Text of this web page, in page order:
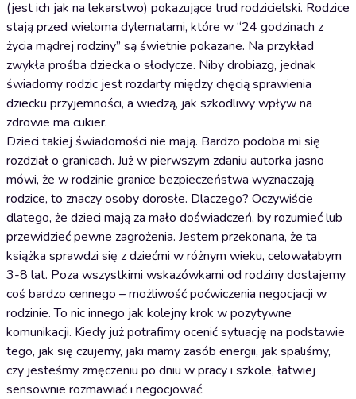
(jest ich jak na lekarstwo) pokazujące trud rodzicielski. Rodzice
stają przed wieloma dylematami, które w “24 godzinach z
życia mądrej rodziny” są świetnie pokazane. Na przykład
zwykła prośba dziecka o słodycze. Niby drobiazg, jednak
świadomy rodzic jest rozdarty między chęcią sprawienia
dziecku przyjemności, a wiedzą, jak szkodliwy wpływ na
zdrowie ma cukier.
Dzieci takiej świadomości nie mają. Bardzo podoba mi się
rozdział o granicach. Już w pierwszym zdaniu autorka jasno
mówi, że w rodzinie granice bezpieczeństwa wyznaczają
rodzice, to znaczy osoby dorosłe. Dlaczego? Oczywiście
dlatego, że dzieci mają za mało doświadczeń, by rozumieć lub
przewidzieć pewne zagrożenia. Jestem przekonana, że ta
książka sprawdzi się z dziećmi w różnym wieku, celowałabym
3-8 lat. Poza wszystkimi wskazówkami od rodziny dostajemy
coś bardzo cennego – możliwość poćwiczenia negocjacji w
rodzinie. To nic innego jak kolejny krok w pozytywne
komunikacji. Kiedy już potrafimy ocenić sytuację na podstawie
tego, jak się czujemy, jaki mamy zasób energii, jak spaliśmy,
czy jesteśmy zmęczeniu po dniu w pracy i szkole, łatwiej
sensownie rozmawiać i negocjować.